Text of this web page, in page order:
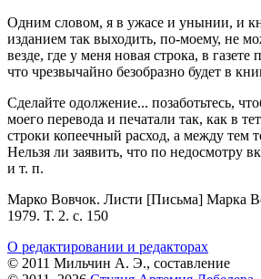
Одним словом, я в ужасе и унынии, и
изданием так выходить, по-моему, не
везде, где у меня новая строка, в газете
что чрезвычайно безобразно будет в
Сделайте одолжение... позаботьтесь,
моего перевода и печатали так, как в
строки копеечный расход, а между тем
Нельзя ли заявить, что по недосмотру
и т. п.
Марко Вовчок. Листи [Письма] Марка
1979. Т. 2. с. 150
О редактировании и редакторах
© 2011 Мильчин А. Э., составление